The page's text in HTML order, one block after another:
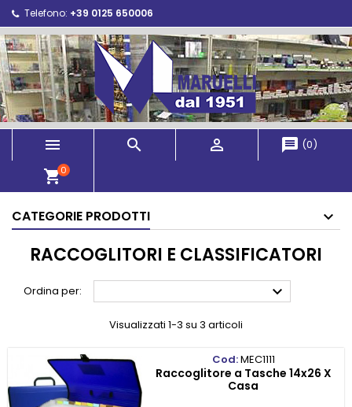
Telefono: +39 0125 650006
   message (0)
shopping_cart0
CATEGORIE PRODOTTI
RACCOGLITORI E CLASSIFICATORI
Ordina per: 
Visualizzati 1-3 su 3 articoli
Cod:MEC1111
Raccoglitore a Tasche 14x26 X
Casa